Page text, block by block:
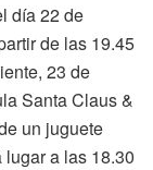
día 22 de
de las 19.45
23 de
Santa Claus &
un juguete
a las 18.30